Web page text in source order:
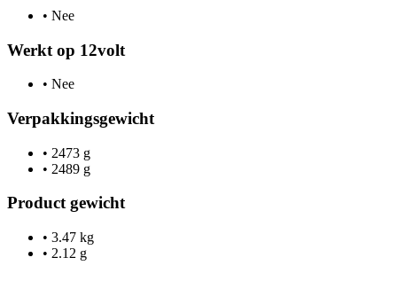
• Nee
Werkt op 12volt
• Nee
Verpakkingsgewicht
• 2473 g
• 2489 g
Product gewicht
• 3.47 kg
• 2.12 g